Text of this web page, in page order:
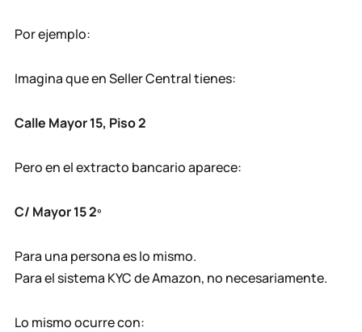
Por ejemplo:
Imagina que en Seller Central tienes:
Calle Mayor 15, Piso 2
Pero en el extracto bancario aparece:
C/ Mayor 15 2º
Para una persona es lo mismo.
Para el sistema KYC de Amazon, no necesariamente.
Lo mismo ocurre con: